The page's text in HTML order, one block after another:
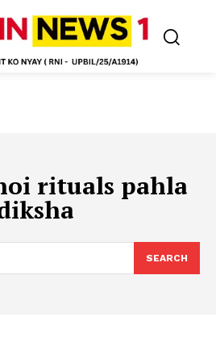
rituals pahla
SEARCH